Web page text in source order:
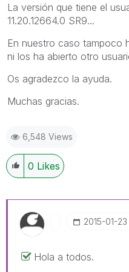
La versión que tiene el
11.20.12664.0 SR9...
En nuestro caso tampoco
ni los ha abierto otro
Os agradezco la ayuda.
Muchas gracias.
6,548 Views
0 Likes
‎2015-01-23
Hola a todos.